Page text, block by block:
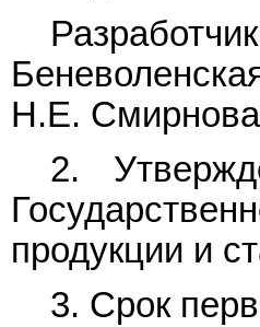
Н.Е.
2.
продукции и
3. Срок